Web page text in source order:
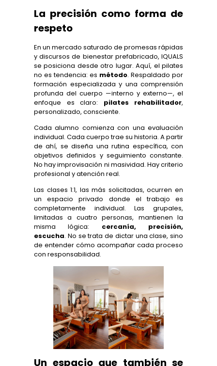
La precisión como forma de
respeto
En un mercado saturado de promesas rápidas
y discursos de bienestar prefabricado, IQUALS
se posiciona desde otro lugar. Aquí, el pilates
no es tendencia: es método. Respaldado por
formación especializada y una comprensión
profunda del cuerpo —interno y externo—, el
enfoque es claro: pilates rehabilitador,
personalizado, consciente.
Cada alumno comienza con una evaluación
individual. Cada cuerpo trae su historia. A partir
de ahí, se diseña una rutina específica, con
objetivos definidos y seguimiento constante.
No hay improvisación ni masividad. Hay criterio
profesional y atención real.
Las clases 1:1, las más solicitadas, ocurren en
un espacio privado donde el trabajo es
completamente individual. Las grupales,
limitadas a cuatro personas, mantienen la
misma lógica: cercanía, precisión,
escucha. No se trata de dictar una clase, sino
de entender cómo acompañar cada proceso
con responsabilidad.
Un espacio que también se